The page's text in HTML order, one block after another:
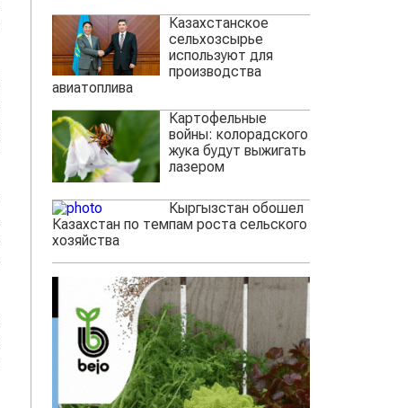
Казахстанское
сельхозсырье
используют для
производства
авиатоплива
Картофельные
войны: колорадского
жука будут выжигать
лазером
Кыргызстан обошел
Казахстан по темпам роста сельского
хозяйства